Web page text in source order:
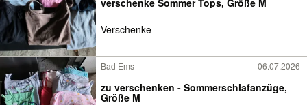
Verschenke
Bad Ems 06.07.2026
zu verschenken - Sommerschlafanzüge,
Größe M